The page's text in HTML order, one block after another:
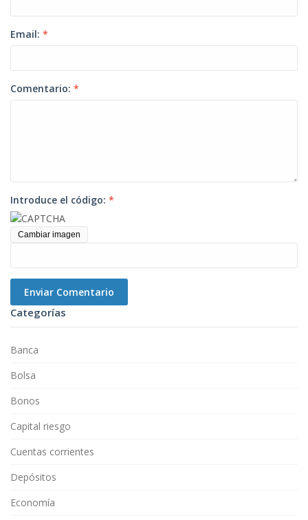
Email: *
Comentario: *
Introduce el código: *
Cambiar imagen
Enviar Comentario
Categorías
Banca
Bolsa
Bonos
Capital riesgo
Cuentas corrientes
Depósitos
Economía